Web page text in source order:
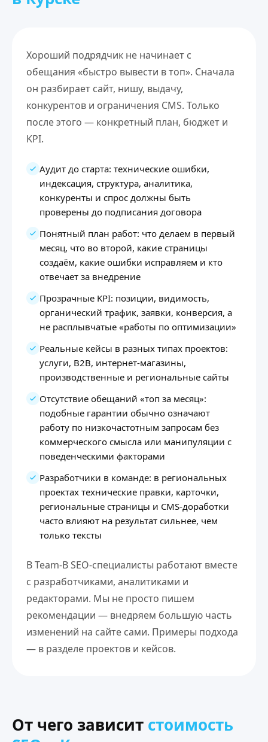
Хороший подрядчик не начинает с
обещания «быстро вывести в топ». Сначала
он разбирает сайт, нишу, выдачу,
конкурентов и ограничения CMS. Только
после этого — конкретный план, бюджет и
KPI.
Аудит до старта: технические ошибки,
индексация, структура, аналитика,
конкуренты и спрос должны быть
проверены до подписания договора
Понятный план работ: что делаем в первый
месяц, что во второй, какие страницы
создаём, какие ошибки исправляем и кто
отвечает за внедрение
Прозрачные KPI: позиции, видимость,
органический трафик, заявки, конверсия, а
не расплывчатые «работы по оптимизации»
Реальные кейсы в разных типах проектов:
услуги, B2B, интернет-магазины,
производственные и региональные сайты
Отсутствие обещаний «топ за месяц»:
подобные гарантии обычно означают
работу по низкочастотным запросам без
коммерческого смысла или манипуляции с
поведенческими факторами
Разработчики в команде: в региональных
проектах технические правки, карточки,
региональные страницы и CMS-доработки
часто влияют на результат сильнее, чем
только тексты
В Team-B SEO-специалисты работают вместе
с разработчиками, аналитиками и
редакторами. Мы не просто пишем
рекомендации — внедряем большую часть
изменений на сайте сами. Примеры подхода
— в разделе проектов и кейсов.
От чего зависит стоимость